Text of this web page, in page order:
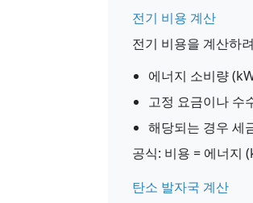
전기 비용 계산
전기 비용을 계산하
에너지 소비량
고정 요금이나 수
해당되는 경우 세
공식: 비용 = 에너지
탄소 발자국 계산